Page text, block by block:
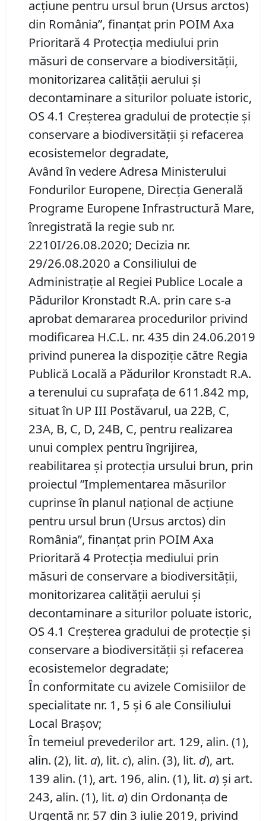
acţiune pentru ursul brun (Ursus arctos)
din România”, finanţat prin POIM Axa
Prioritară 4 Protecţia mediului prin
măsuri de conservare a biodiversităţii,
monitorizarea calităţii aerului şi
decontaminare a siturilor poluate istoric,
OS 4.1 Creşterea gradului de protecţie şi
conservare a biodiversităţii şi refacerea
ecosistemelor degradate,
Având în vedere Adresa Ministerului
Fondurilor Europene, Direcția Generală
Programe Europene Infrastructură Mare,
înregistrată la regie sub nr.
2210I/26.08.2020; Decizia nr.
29/26.08.2020 a Consiliului de
Administraţie al Regiei Publice Locale a
Pădurilor Kronstadt R.A. prin care s-a
aprobat demararea procedurilor privind
modificarea H.C.L. nr. 435 din 24.06.2019
privind punerea la dispoziţie către Regia
Publică Locală a Pădurilor Kronstadt R.A.
a terenului cu suprafaţa de 611.842 mp,
situat în UP III Postăvarul, ua 22B, C,
23A, B, C, D, 24B, C, pentru realizarea
unui complex pentru îngrijirea,
reabilitarea și protecția ursului brun, prin
proiectul ”Implementarea măsurilor
cuprinse în planul naţional de acţiune
pentru ursul brun (Ursus arctos) din
România”, finanţat prin POIM Axa
Prioritară 4 Protecţia mediului prin
măsuri de conservare a biodiversităţii,
monitorizarea calităţii aerului şi
decontaminare a siturilor poluate istoric,
OS 4.1 Creşterea gradului de protecţie şi
conservare a biodiversităţii şi refacerea
ecosistemelor degradate;
În conformitate cu avizele Comisiilor de
specialitate nr. 1, 5 și 6 ale Consiliului
Local Brașov;
În temeiul prevederilor art. 129, alin. (1),
alin. (2), lit. a), lit. c), alin. (3), lit. d), art.
139 alin. (1), art. 196, alin. (1), lit. a) și art.
243, alin. (1), lit. a) din Ordonanța de
Urgență nr. 57 din 3 iulie 2019, privind